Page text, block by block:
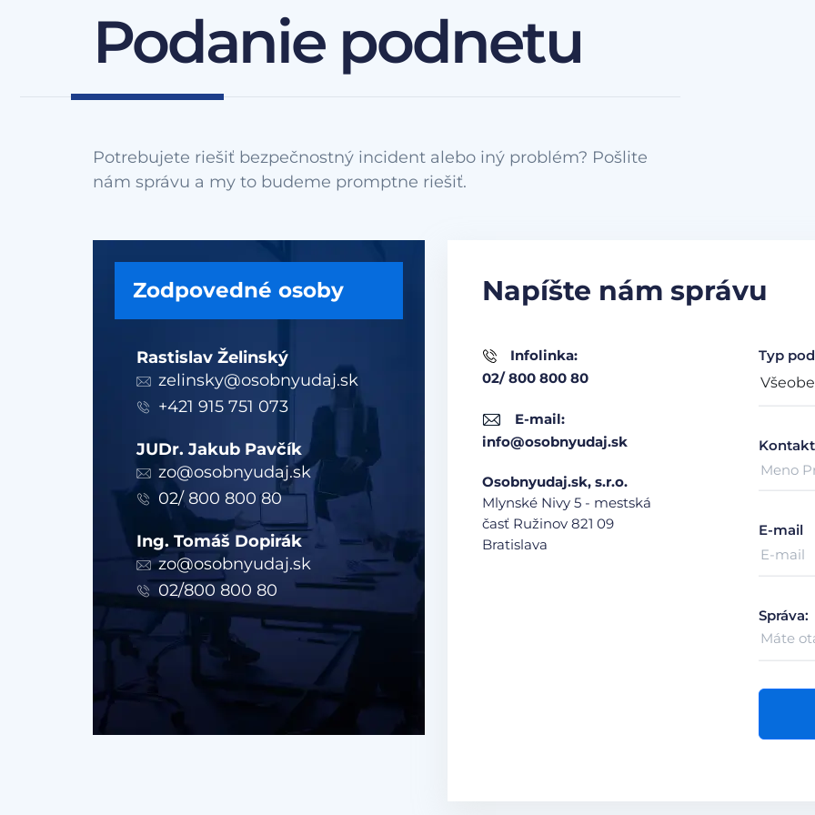
Podanie podnetu
Potrebujete riešiť bezpečnostný incident alebo iný problém? Pošlite
Zodpovedné osoby
Rastislav Želinský
zelinsky@osobnyudaj.sk
+421 915 751 073
JUDr. Jakub Pavčík
zo@osobnyudaj.sk
02/ 800 800 80
Ing. Tomáš Dopirák
zo@osobnyudaj.sk
02/800 800 80
Napíšte nám správu
Infolinka:
02/ 800 800 80
E-mail:
info@osobnyudaj.sk
Osobnyudaj.sk, s.r.o.
Mlynské Nivy 5 - mestská
časť Ružinov 821 09
Bratislava
Typ
E-mail
Správa: